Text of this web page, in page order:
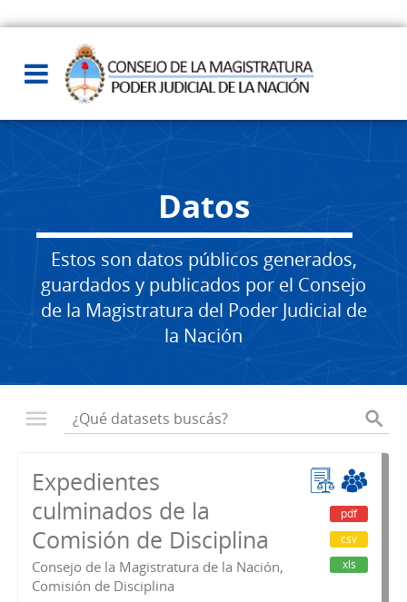
Datos
Estos son datos públicos generados,
guardados y publicados por el Consejo
de la Magistratura del Poder Judicial de
la Nación
Expedientes
culminados de la
Comisión de Disciplina
Consejo de la Magistratura de la Nación,
Comisión de Disciplina
pdf
csv
xls